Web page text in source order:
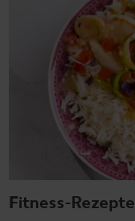
Fitness-Rezepte